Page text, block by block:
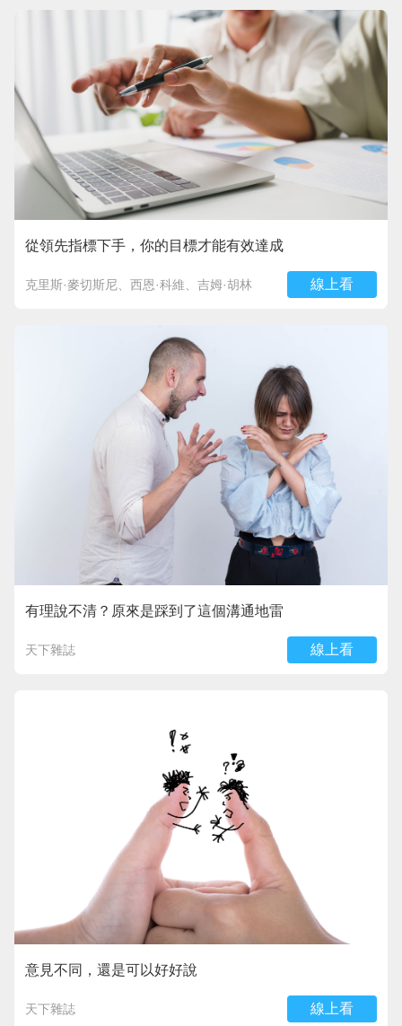
從領先指標下手，你的目標才能有效達成
克里斯·麥切斯尼、西恩·科維、吉姆·胡林 線上看
有理說不清？原來是踩到了這個溝通地雷
天下雜誌 線上看
意見不同，還是可以好好說
天下雜誌 線上看